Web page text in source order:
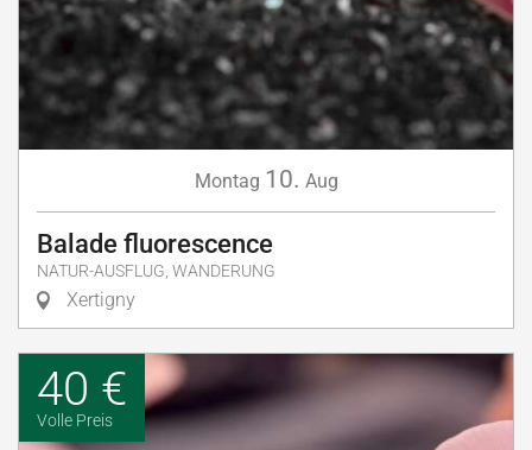
Montag 10. Aug
Balade fluorescence
NATUR-AUSFLUG, WANDERUNG
Xertigny
40 €
Volle Preis